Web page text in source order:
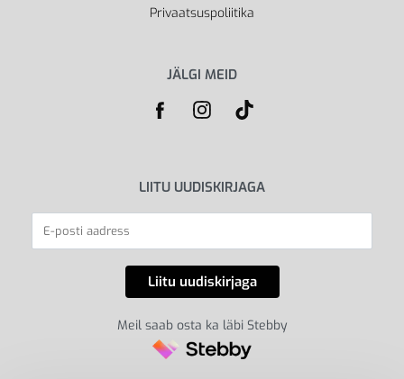
Privaatsuspoliitika
JÄLGI MEID
LIITU UUDISKIRJAGA
Meil saab osta ka läbi Stebby